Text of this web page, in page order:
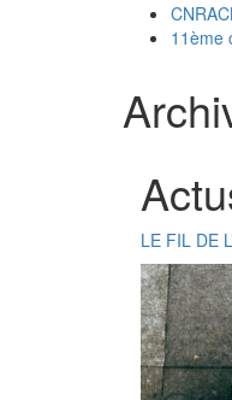
11ème
LE FIL DE